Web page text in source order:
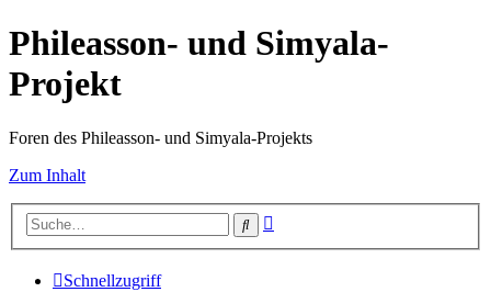
Phileasson- und Simyala-
Projekt
Foren des Phileasson- und Simyala-Projekts
Zum Inhalt
Suche
Schnellzugriff